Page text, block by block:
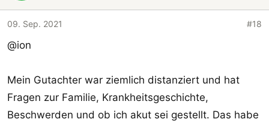
09. Sep. 2021 #18
@ion
Mein Gutachter war ziemlich distanziert und hat
Fragen zur Familie, Krankheitsgeschichte,
Beschwerden und ob ich akut sei gestellt. Das habe